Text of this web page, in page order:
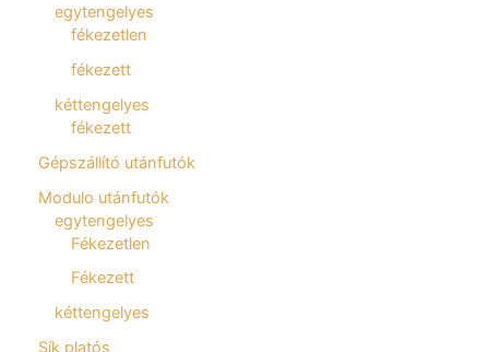
egytengelyes
fékezetlen
fékezett
kéttengelyes
fékezett
Gépszállító utánfutók
Modulo utánfutók
egytengelyes
Fékezetlen
Fékezett
kéttengelyes
Sík platós